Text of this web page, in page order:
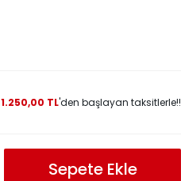
1.250,00 TL'den başlayan taksitlerle!!
Sepete Ekle